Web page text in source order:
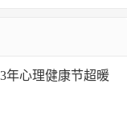
年心理健康节超暖